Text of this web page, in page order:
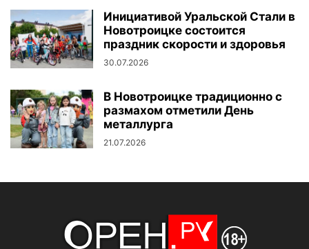
Инициативой Уральской Стали в
Новотроицке состоится
праздник скорости и здоровья
30.07.2026
В Новотроицке традиционно с
размахом отметили День
металлурга
21.07.2026